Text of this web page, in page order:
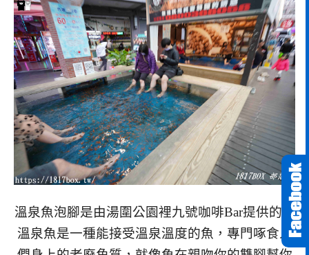
溫泉魚泡腳是由湯圍公園裡九號咖啡Bar提供的，
溫泉魚是一種能接受溫泉溫度的魚，專門啄食人